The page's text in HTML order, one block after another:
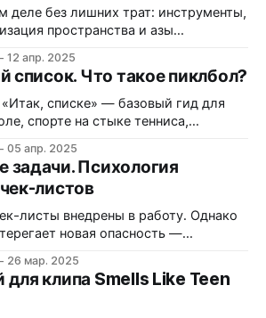
деле без лишних трат: инструменты,
пространства и азы
12 апр. 2025
список. Что такое пиклбол?
«Итак, списке» — базовый гид для
спорте на стыке тенниса,
05 апр. 2025
задачи. Психология
листов
листы внедрены в работу. Однако
новая опасность —
26 мар. 2025
клипа Smells Like Teen